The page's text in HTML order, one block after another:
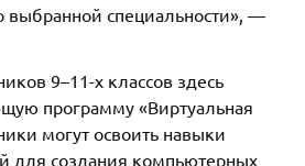
выбранной специальности», —
9–11-х классов здесь
программу «Виртуальная
могут освоить навыки
для создания компьютерных